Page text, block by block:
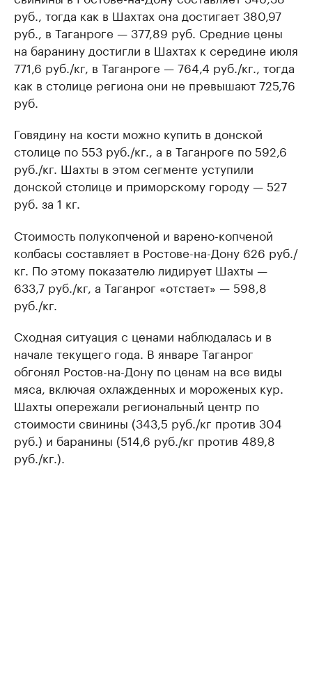
руб., тогда как в Шахтах она достигает 380,97
руб., в Таганроге — 377,89 руб. Средние цены
на баранину достигли в Шахтах к середине июля
771,6 руб./кг, в Таганроге — 764,4 руб./кг., тогда
как в столице региона они не превышают 725,76
руб.
Говядину на кости можно купить в донской
столице по 553 руб./кг., а в Таганроге по 592,6
руб./кг. Шахты в этом сегменте уступили
донской столице и приморскому городу — 527
руб. за 1 кг.
Стоимость полукопченой и варено-копченой
колбасы составляет в Ростове-на-Дону 626 руб./
кг. По этому показателю лидирует Шахты —
633,7 руб./кг, а Таганрог «отстает» — 598,8
руб./кг.
Сходная ситуация с ценами наблюдалась и в
начале текущего года. В январе Таганрог
обгонял Ростов-на-Дону по ценам на все виды
мяса, включая охлажденных и мороженых кур.
Шахты опережали региональный центр по
стоимости свинины (343,5 руб./кг против 304
руб.) и баранины (514,6 руб./кг против 489,8
руб./кг.).